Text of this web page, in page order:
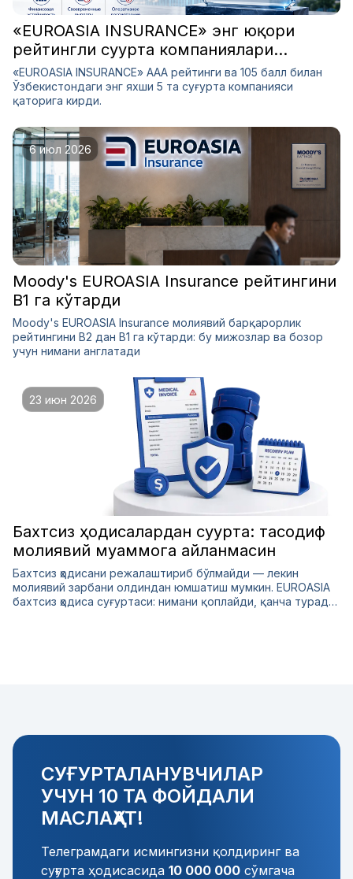
«EUROASIA INSURANCE» энг юқори
рейтингли суғурта компаниялари
сафидан ўрин олди
«EUROASIA INSURANCE» AAA рейтинги ва 105 балл билан
Ўзбекистондаги энг яхши 5 та суғурта компанияси
қаторига кирди.
6 июл 2026
Moody's EUROASIA Insurance рейтингини
B1 га кўтарди
Moody's EUROASIA Insurance молиявий барқарорлик
рейтингини B2 дан B1 га кўтарди: бу мижозлар ва бозор
учун нимани англатади
23 июн 2026
Бахтсиз ҳодисалардан суғурта: тасодиф
молиявий муаммога айланмасин
Бахтсиз ҳодисани режалаштириб бўлмайди — лекин
молиявий зарбани олдиндан юмшатиш мумкин. EUROASIA
бахтсиз ҳодиса суғуртаси: нимани қоплайди, қанча туради
СУҒУРТАЛАНУВЧИЛАР
УЧУН 10 ТА ФОЙДАЛИ
МАСЛАҲАТ!
Телеграмдаги исмингизни қолдиринг ва
суғурта ҳодисасида 10 000 000 сўмгача